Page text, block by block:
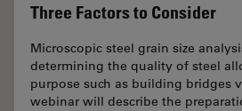
Three Factors to Consider
Microscopic steel grain size
determining the quality of steel
purpose such as building bridges
webinar will describe the